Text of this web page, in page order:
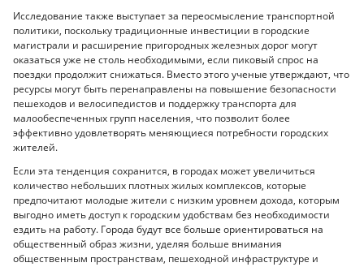
Исследование также выступает за переосмысление транспортной
политики, поскольку традиционные инвестиции в городские
магистрали и расширение пригородных железных дорог могут
оказаться уже не столь необходимыми, если пиковый спрос на
поездки продолжит снижаться. Вместо этого ученые утверждают, что
ресурсы могут быть перенаправлены на повышение безопасности
пешеходов и велосипедистов и поддержку транспорта для
малообеспеченных групп населения, что позволит более
эффективно удовлетворять меняющиеся потребности городских
жителей.
Если эта тенденция сохранится, в городах может увеличиться
количество небольших плотных жилых комплексов, которые
предпочитают молодые жители с низким уровнем дохода, которым
выгодно иметь доступ к городским удобствам без необходимости
ездить на работу. Города будут все больше ориентироваться на
общественный образ жизни, уделяя больше внимания
общественным пространствам, пешеходной инфраструктуре и